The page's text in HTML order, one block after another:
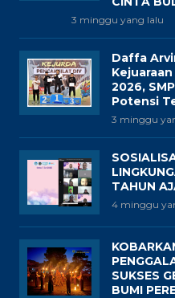
3 minggu yang lalu
Daffa
2026,
Potensi
3 minggu
TAHUN
4 minggu
SUKSES
BUMI